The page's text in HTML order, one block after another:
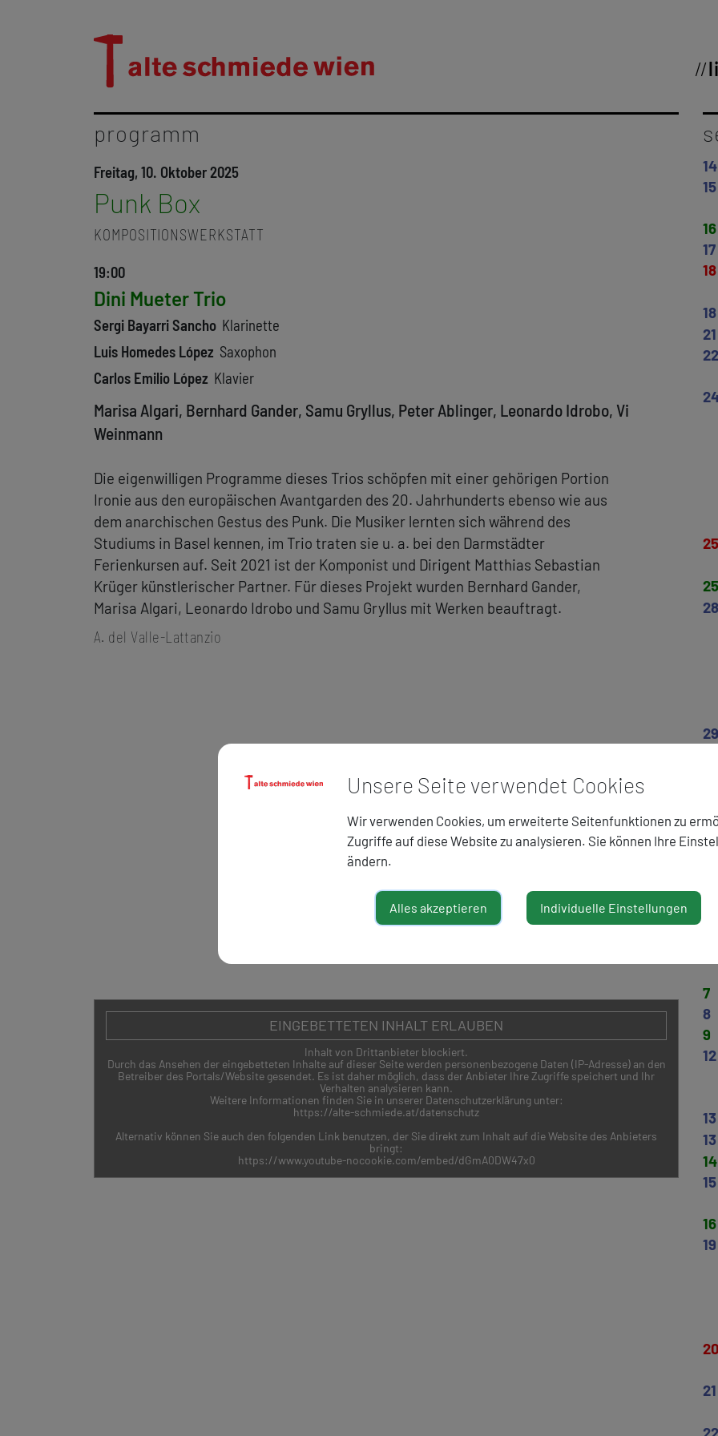
programm
Freitag, 10. Oktober 2025
Punk Box
KOMPOSITIONSWERKSTATT
19:00
Dini Mueter Trio
Sergi Bayarri Sancho Klarinette
Luis Homedes López Saxophon
Carlos Emilio López Klavier
Marisa Algari, Bernhard Gander, Samu Gryllus, Peter Ablinger, Leonardo Idrobo, Vi
Weinmann
Die eigenwilligen Programme dieses Trios schöpfen mit einer gehörigen Portion
Ironie aus den europäischen Avantgarden des 20. Jahrhunderts ebenso wie aus
dem anarchischen Gestus des Punk. Die Musiker lernten sich während des
Studiums in Basel kennen, im Trio traten sie u. a. bei den Darmstädter
Ferienkursen auf. Seit 2021 ist der Komponist und Dirigent Matthias Sebastian
Krüger künstlerischer Partner. Für dieses Projekt wurden Bernhard Gander,
Marisa Algari, Leonardo Idrobo und Samu Gryllus mit Werken beauftragt.
A. del Valle-Lattanzio
EINGEBETTETEN INHALT ERLAUBEN
Inhalt von Drittanbieter blockiert.
Durch das Ansehen der eingebetteten Inhalte auf dieser Seite werden personenbezogene Daten (IP-Adresse) an den
Betreiber des Portals/Website gesendet. Es ist daher möglich, dass der Anbieter Ihre Zugriffe speichert und Ihr
Verhalten analysieren kann.
Weitere Informationen finden Sie in unserer Datenschutzerklärung unter:
https://alte-schmiede.at/datenschutz
Alternativ können Sie auch den folgenden Link benutzen, der Sie direkt zum Inhalt auf die Website des Anbieters
bringt:
https://www.youtube-nocookie.com/embed/dGmA0DW47x0
ZURÜCK
14
15
16
17
18
18
21
22
25
25
28
29
30
7
8
9
12
13
13
14
15
16
19
20
21
22
Unsere Seite verwendet Cookies
Wir verwenden Cookies, um erweiterte Seitenfunktionen zu
Zugriffe auf diese Website zu analysieren. Sie können Ihre
ändern.
Alles akzeptieren Individuelle Einstellungen